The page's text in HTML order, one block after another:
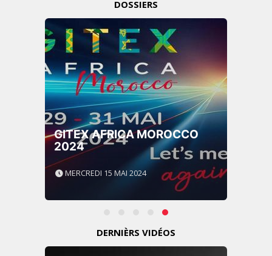
DOSSIERS
GITEX AFRICA MOROCCO
2024
MERCREDI 15 MAI 2024
DERNIÈRS VIDÉOS